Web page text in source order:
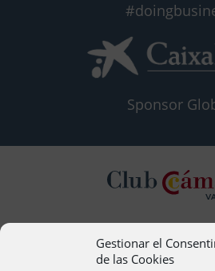
Gestionar el
de las Cookies
Sponsor
Contacto